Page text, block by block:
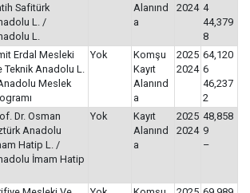
Safitürk
L. /
L.
Alanınd
a
2024 4
44,379
8
Erdal Mesleki
Teknik Anadolu L.
Meslek
Yok
Komşu
Kayıt
Alanınd
a
2025
2024
64,120
6
46,237
2
Dr. Osman
Anadolu
Hatip L. /
İmam Hatip
Yok
Kayıt
Alanınd
a
2025
2024
48,858
9
–